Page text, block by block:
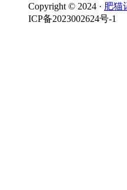
Copyright © 2024 · 肥猫
ICP备2023002624号-1